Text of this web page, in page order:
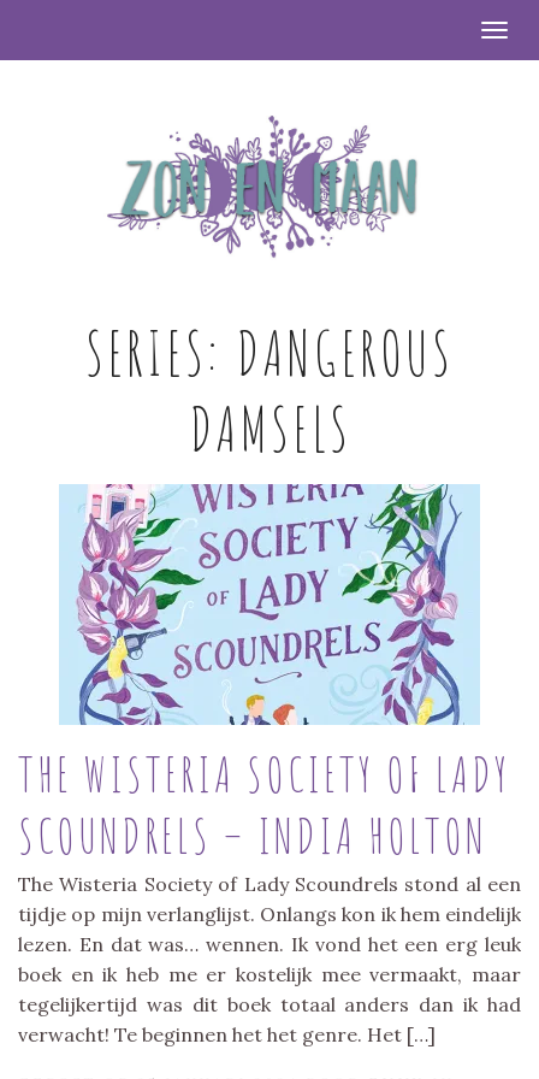
SERIES: DANGEROUS
DAMSELS
THE WISTERIA SOCIETY OF LADY
SCOUNDRELS – INDIA HOLTON
The Wisteria Society of Lady Scoundrels stond al een
tijdje op mijn verlanglijst. Onlangs kon ik hem eindelijk
lezen. En dat was… wennen. Ik vond het een erg leuk
boek en ik heb me er kostelijk mee vermaakt, maar
tegelijkertijd was dit boek totaal anders dan ik had
verwacht! Te beginnen het het genre. Het […]